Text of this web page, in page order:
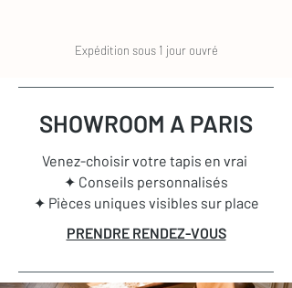
Expédition sous 1 jour ouvré
SHOWROOM A PARIS
Venez-choisir votre tapis en vrai
✦ Conseils personnalisés
✦ Pièces uniques visibles sur place
PRENDRE RENDEZ-VOUS